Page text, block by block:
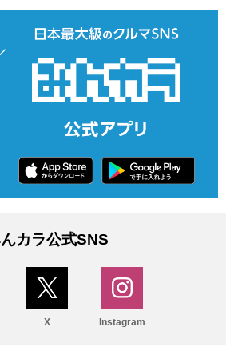
カラ公式SNS
X Instagram